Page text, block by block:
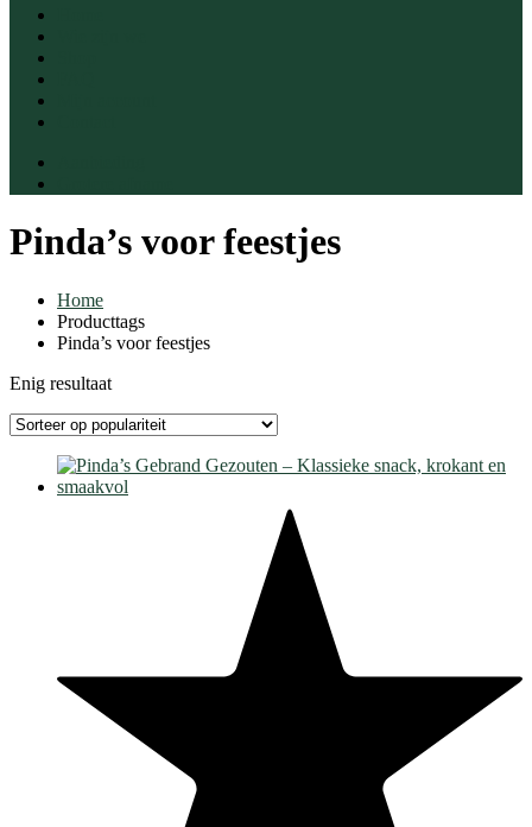
Pinda’s voor feestjes
Home
Producttags
Pinda’s voor feestjes
Enig resultaat